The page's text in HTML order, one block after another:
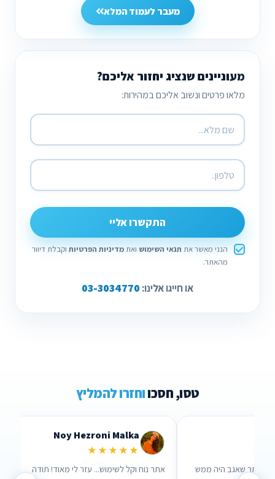
מעבר לעמוד המלא
מעוניינים שנציג יחזור אליכם?
מלאו פרטים ונשוב אליכם במהירות:
התקשרו אליי
הנני מאשר את תנאי השימוש ואתמדיניות הפרטיות וקבלת דיוור
מהאתר.
או חייגו אלינו: 03-3034770
טסו, חסכווחזרו להמליץ
Lidor Levi
★★★★★
ערכתי השוואה דרך האתר שאגב היה ממש
אכפת להם!